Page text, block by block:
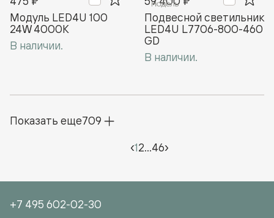
Модуль LED4U 100
24W 4000К
В наличии.
Подвесной cветильник
LED4U L7706-800-460
GD
В наличии.
Показать еще709
‹12...46›
+7 495 602-02-30